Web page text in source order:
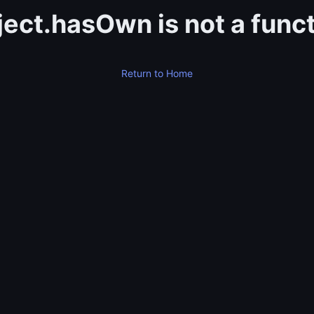
is not a
Return to Home